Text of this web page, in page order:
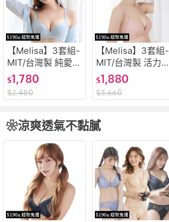
【Melisa】3套組-
MIT/台灣製 純愛哲
學 軟鋼圈 無痕 集
中包覆 超柔細纖維
ABC杯 內衣內褲
$1,780
$2,480
【Melisa】3套組-
MIT/台灣製 活力素
采 無痕百搭 涼感
舒適 吸濕排汗 集
中包覆 ABC杯 內
$1,880
$3,660
❀涼爽透氣不黏膩